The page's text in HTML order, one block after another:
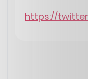
https://